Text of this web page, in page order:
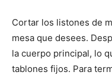
Cortar los listones de
mesa que desees.
la cuerpo principal, lo
tablones fijos. Para